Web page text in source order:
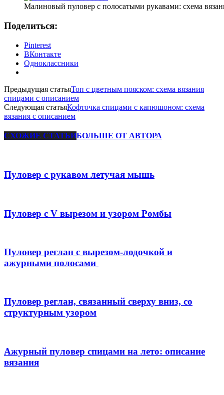
Малиновый пуловер с полосатыми рукавами: схема
Поделиться:
Pinterest
ВКонтакте
Одноклассники
Предыдущая статьяТоп с цветным пояском: схема вязания
спицами с описанием
Следующая статьяКофточка спицами с капюшоном: схема
вязания с описанием
СХОЖИЕ СТАТЬИБОЛЬШЕ ОТ АВТОРА
Пуловер с рукавом летучая мышь
Пуловер с V вырезом и узором Ромбы
Пуловер реглан с вырезом-лодочкой и
ажурными полосами
Пуловер реглан, связанный сверху вниз, со
структурным узором
Ажурный пуловер спицами на лето: описание
вязания